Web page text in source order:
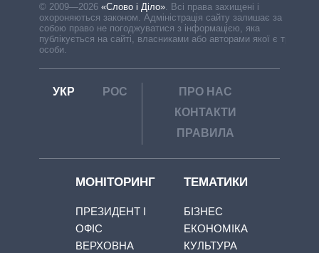
© 2009—2026 «Слово і Діло» Всі права захищені і
охороняються законом. Адміністрація сайту залишає за
собою право не погоджуватися з інформацією, яка
публікується на сайті, власниками або авторами якої є треті
особи.
УКР РОС
ПРО НАС
КОНТАКТИ
ПРАВИЛА
МОНІТОРИНГ
ПРЕЗИДЕНТ І
ОФІС
ВЕРХОВНА
ТЕМАТИКИ
БІЗНЕС
ЕКОНОМІКА
КУЛЬТУРА